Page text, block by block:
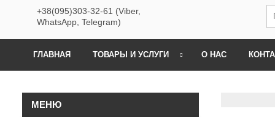
+38(095)303-32-61 (Viber,
WhatsApp, Telegram)
ГЛАВНАЯ ТОВАРЫ И УСЛУГИ О НАС